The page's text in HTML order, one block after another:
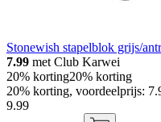
Stonewish stapelblok grijs/
7.99 met Club Karwei
20% korting20% korting
20% korting, voordeelprijs:
9.99